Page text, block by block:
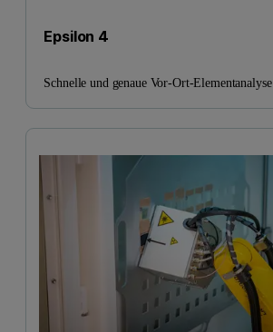
Epsilon 4
Schnelle und genaue Vor-Ort-Elementanalyse